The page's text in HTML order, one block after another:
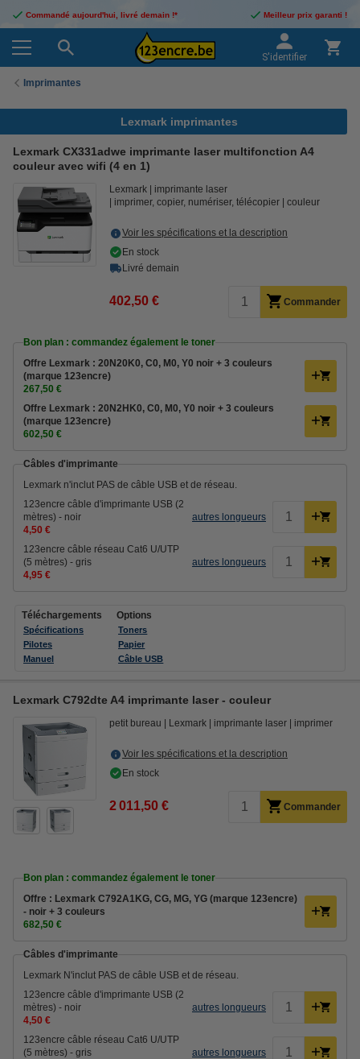
Commandé aujourd'hui, livré demain !* Meilleur prix garanti !
S'identifier
Imprimantes
Lexmark imprimantes
Lexmark CX331adwe imprimante laser multifonction A4
couleur avec wifi (4 en 1)
Lexmark
imprimante laser
imprimer, copier, numériser, télécopier
couleur
Voir les spécifications et la description
En stock
Livré demain
402,50 € Commander
Bon plan : commandez également le toner
Offre Lexmark : 20N20K0, C0, M0, Y0 noir + 3 couleurs
(marque 123encre)
267,50 €
Offre Lexmark : 20N2HK0, C0, M0, Y0 noir + 3 couleurs
(marque 123encre)
602,50 €
Câbles d'imprimante
Lexmark n'inclut PAS de câble USB et de réseau.
123encre câble d'imprimante USB (2
mètres) - noir
4,50 €
autres longueurs
123encre câble réseau Cat6 U/UTP
(5 mètres) - gris
4,95 €
autres longueurs
Téléchargements
Spécifications
Pilotes
Manuel
Options
Toners
Papier
Câble USB
Lexmark C792dte A4 imprimante laser - couleur
petit bureau Lexmark imprimante laser imprimer
Voir les spécifications et la description
En stock
2 011,50 € Commander
Bon plan : commandez également le toner
Offre : Lexmark C792A1KG, CG, MG, YG (marque 123encre)
- noir + 3 couleurs
682,50 €
Câbles d'imprimante
Lexmark N'inclut PAS de câble USB et de réseau.
123encre câble d'imprimante USB (2
mètres) - noir
4,50 €
autres longueurs
123encre câble réseau Cat6 U/UTP
(5 mètres) - gris
autres longueurs